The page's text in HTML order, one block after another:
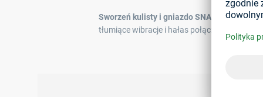
Sworzeń kulisty i gniazdo SNAPLOC®
tłumiące wibracje i hałas połączenie